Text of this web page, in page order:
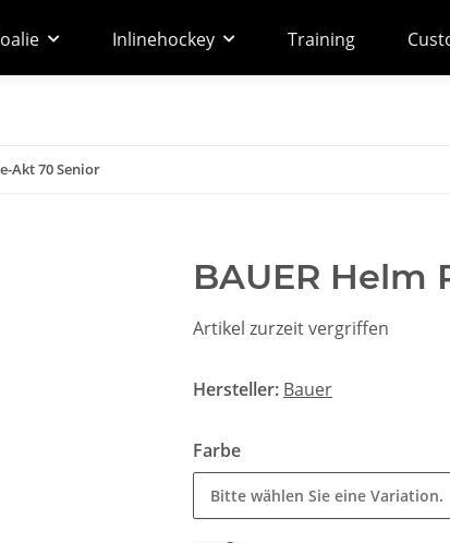
Inlinehockey Training
Akt 70 Senior
BAUER Helm
Artikel zurzeit vergriffen
Hersteller: Bauer
Farbe
Bitte wählen Sie eine Variation.